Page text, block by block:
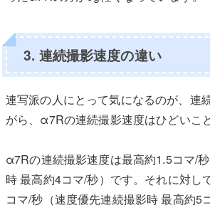
3. 連続撮影速度の違い
連写派の人にとって気になるのが、連
がら、α7Rの連続撮影速度はひどいこ
α7Rの連続撮影速度は最高約1.5コマ/
時 最高約4コマ/秒）です。それに対し
コマ/秒（速度優先連続撮影時 最高約5